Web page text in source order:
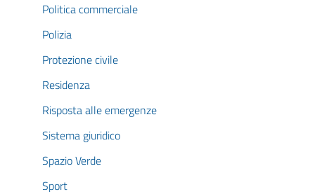
Politica commerciale
Polizia
Protezione civile
Residenza
Risposta alle emergenze
Sistema giuridico
Spazio Verde
Sport